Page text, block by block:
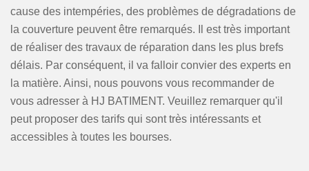
cause des intempéries, des problèmes de dégradations de
la couverture peuvent être remarqués. Il est très important
de réaliser des travaux de réparation dans les plus brefs
délais. Par conséquent, il va falloir convier des experts en
la matière. Ainsi, nous pouvons vous recommander de
vous adresser à HJ BATIMENT. Veuillez remarquer qu'il
peut proposer des tarifs qui sont très intéressants et
accessibles à toutes les bourses.